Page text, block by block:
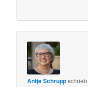
Antje Schruppschrieb